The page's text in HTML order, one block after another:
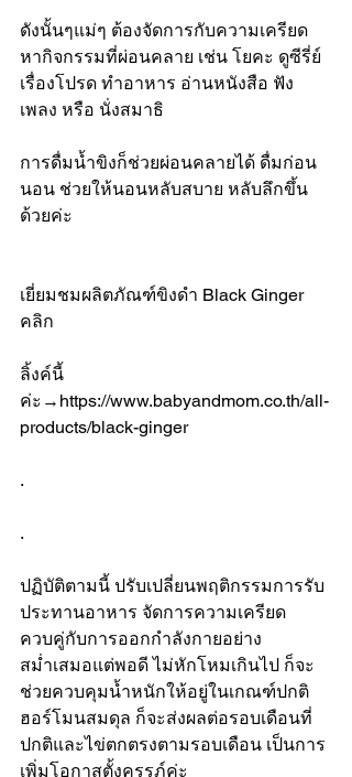
ดังนั้นๆแม่ๆ ต้องจัดการกับความเครียด
หากิจกรรมที่ผ่อนคลาย เช่น โยคะ ดูซีรี่ย์
เรื่องโปรด ทำอาหาร อ่านหนังสือ ฟัง
เพลง หรือ นั่งสมาธิ
การดื่มน้ำขิงก็ช่วยผ่อนคลายได้ ดื่มก่อน
นอน ช่วยให้นอนหลับสบาย หลับลึกขึ้น
ด้วยค่ะ
เยี่ยมชมผลิตภัณฑ์ขิงดำ Black Ginger
คลิก
ลิ้งค์นี้
ค่ะ→ https://www.babyandmom.co.th/all-
products/black-ginger
.
.
ปฏิบัติตามนี้ ปรับเปลี่ยนพฤติกรรมการรับ
ประทานอาหาร จัดการความเครียด
ควบคู่กับการออกกำลังกายอย่าง
สม่ำเสมอแต่พอดี ไม่หักโหมเกินไป ก็จะ
ช่วยควบคุมน้ำหนักให้อยู่ในเกณฑ์ปกติ
ฮอร์โมนสมดุล ก็จะส่งผลต่อรอบเดือนที่
ปกติและไข่ตกตรงตามรอบเดือน เป็นการ
เพิ่มโอกาสตั้งครรภ์ค่ะ